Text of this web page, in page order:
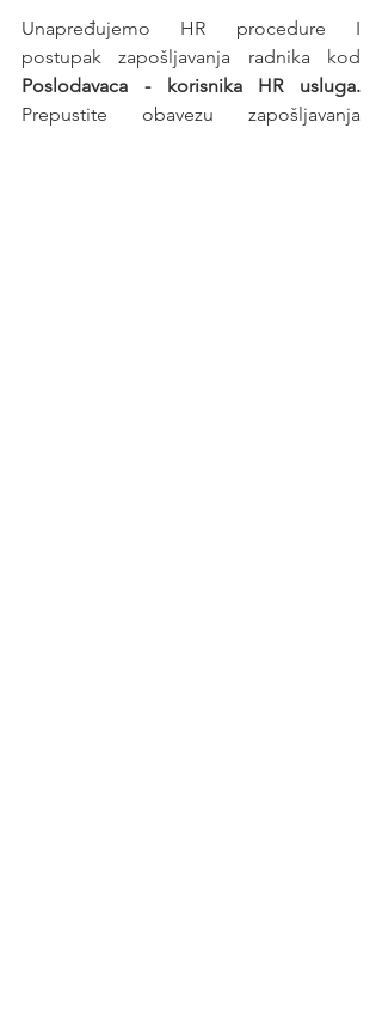
Unapređujemo HR procedure I
Prepustite obavezu zapošljavanja